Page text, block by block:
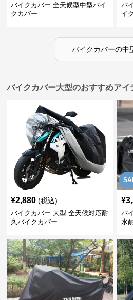
バイクカバー 全天候型中型バイ
クカバー
バ
イ
バイクカバーの中
バイクカバー大型のおすすめアイ
¥2,880 (税込)
バイクカバー 大型 全天候対応耐
久バイクカバー
¥
バ
水